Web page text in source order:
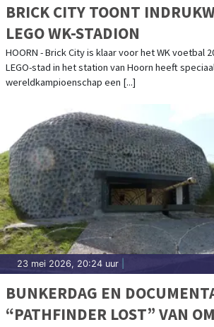
BRICK CITY TOONT
LEGO WK-STADION
HOORN - Brick City is klaar voor het WK voetbal
LEGO-stad in het station van Hoorn heeft
wereldkampioenschap een [...]
23 mei 2026, 20:24 uur
BUNKERDAG EN
“PATHFINDER LOST” VAN